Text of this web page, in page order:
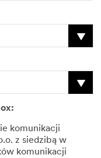
komunikacji
z siedzibą w
komunikacji